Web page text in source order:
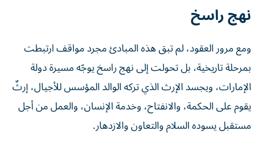
نهج راسخ
ومع مرور العقود، لم تبق هذه المبادئ مجرد مواقف ارتبطت
بمرحلة تاريخية، بل تحولت إلى نهج راسخ يوجّه مسيرة دولة
الإمارات، ويجسد الإرث الذي تركه الوالد المؤسس للأجيال، إرثٌ
يقوم على الحكمة، والانفتاح، وخدمة الإنسان، والعمل من أجل
مستقبل يسوده السلام والتعاون والازدهار.